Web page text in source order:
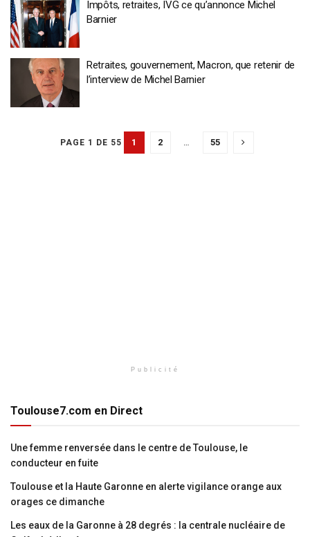
Impôts, retraites, IVG ce qu’annonce Michel
Barnier
Retraites, gouvernement, Macron, que retenir de
l’interview de Michel Barnier
PAGE 1 DE 55 1 2 … 55
Publicité
Toulouse7.com en Direct
Une femme renversée dans le centre de Toulouse, le
conducteur en fuite
Toulouse et la Haute Garonne en alerte vigilance orange aux
orages ce dimanche
Les eaux de la Garonne à 28 degrés : la centrale nucléaire de